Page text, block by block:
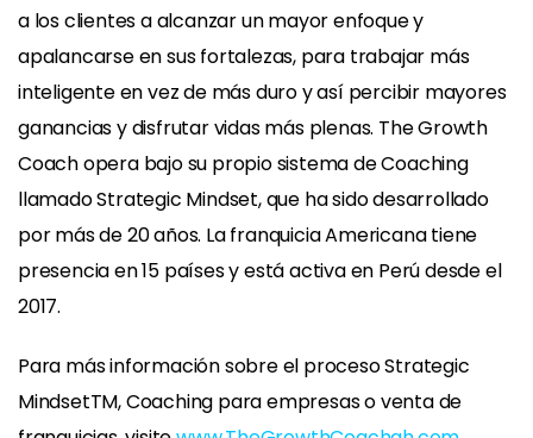
a los clientes a alcanzar un mayor enfoque y
apalancarse en sus fortalezas, para trabajar más
inteligente en vez de más duro y así percibir mayores
ganancias y disfrutar vidas más plenas. The Growth
Coach opera bajo su propio sistema de Coaching
llamado Strategic Mindset, que ha sido desarrollado
por más de 20 años. La franquicia Americana tiene
presencia en 15 países y está activa en Perú desde el
2017.
Para más información sobre el proceso Strategic
MindsetTM, Coaching para empresas o venta de